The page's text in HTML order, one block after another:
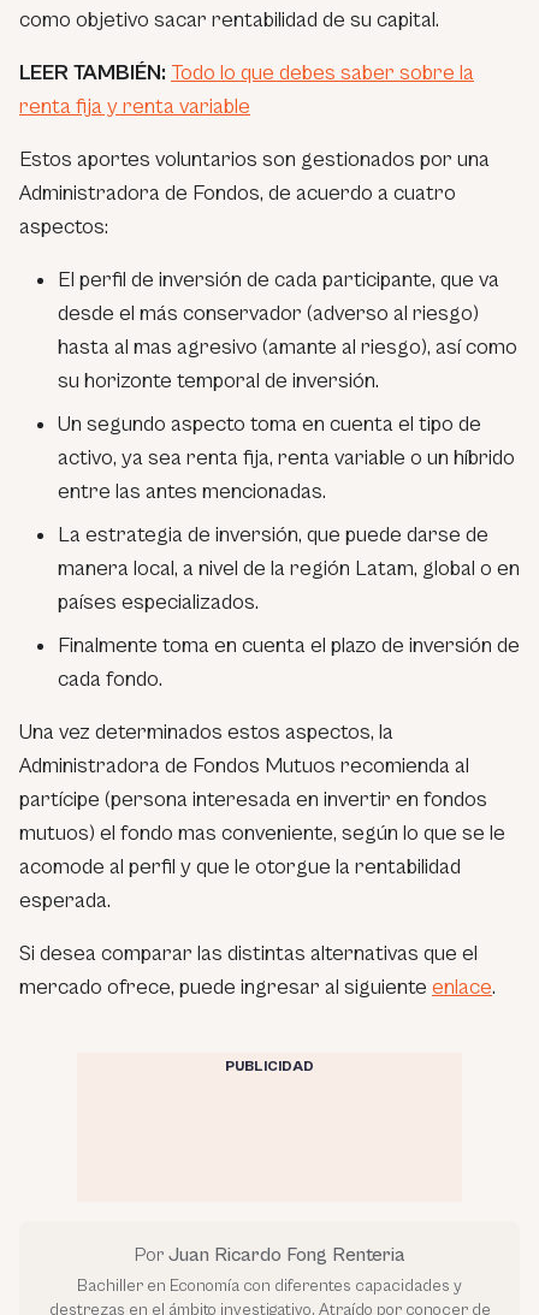
como objetivo sacar rentabilidad de su capital.
LEER TAMBIÉN: Todo lo que debes saber sobre la
renta fija y renta variable
Estos aportes voluntarios son gestionados por una
Administradora de Fondos, de acuerdo a cuatro
aspectos:
El perfil de inversión de cada participante, que va
desde el más conservador (adverso al riesgo)
hasta al mas agresivo (amante al riesgo), así como
su horizonte temporal de inversión.
Un segundo aspecto toma en cuenta el tipo de
activo, ya sea renta fija, renta variable o un híbrido
entre las antes mencionadas.
La estrategia de inversión, que puede darse de
manera local, a nivel de la región Latam, global o en
países especializados.
Finalmente toma en cuenta el plazo de inversión de
cada fondo.
Una vez determinados estos aspectos, la
Administradora de Fondos Mutuos recomienda al
partícipe (persona interesada en invertir en fondos
mutuos) el fondo mas conveniente, según lo que se le
acomode al perfil y que le otorgue la rentabilidad
esperada.
Si desea comparar las distintas alternativas que el
mercado ofrece, puede ingresar al siguiente enlace.
PUBLICIDAD
Por Juan Ricardo Fong Renteria
Bachiller en Economía con diferentes capacidades y
destrezas en el ámbito investigativo. Atraído por conocer de